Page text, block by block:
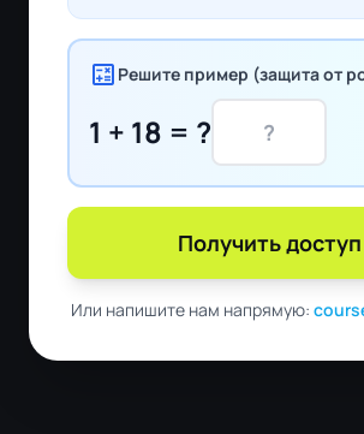
calculate Решите пример (защита от
1 + 18 = ?
Получить доступ
Или напишите нам напрямую: